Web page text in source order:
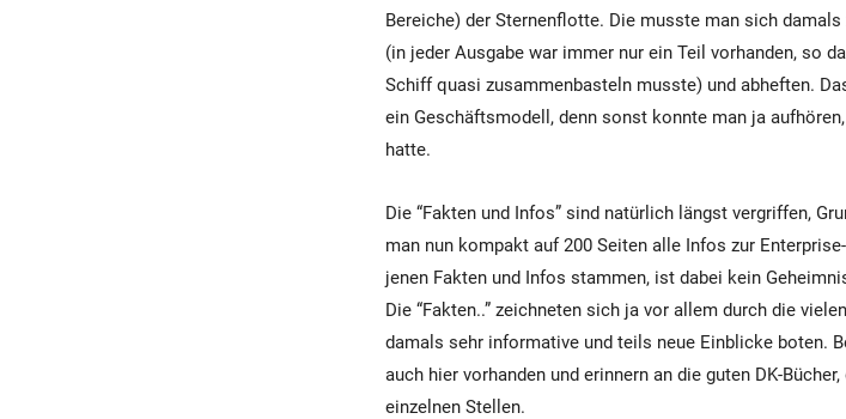
Bereiche) der Sternenflotte. Die musste man sich
(in jeder Ausgabe war immer nur ein Teil vorhanden, so
Schiff quasi zusammenbasteln musste) und abheften.
ein Geschäftsmodell, denn sonst konnte man ja
hatte.
Die “Fakten und Infos” sind natürlich längst vergriffen,
man nun kompakt auf 200 Seiten alle Infos zur
jenen Fakten und Infos stammen, ist dabei kein
Die “Fakten..” zeichneten sich ja vor allem durch die
damals sehr informative und teils neue Einblicke boten.
auch hier vorhanden und erinnern an die guten DK-
einzelnen Stellen.